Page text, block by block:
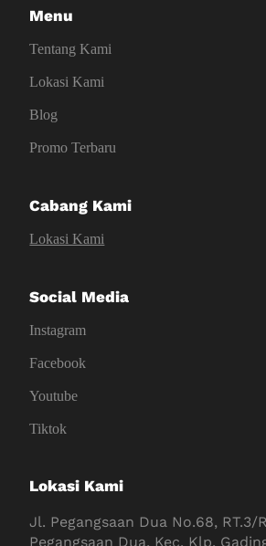
Menu
Tentang Kami
Lokasi Kami
Blog
Promo Terbaru
Cabang Kami
Lokasi Kami
Social Media
Instagram
Facebook
Youtube
Tiktok
Lokasi Kami
Jl. Pegangsaan Dua No.68, RT.3/
Pegangsaan Dua, Kec. Klp.